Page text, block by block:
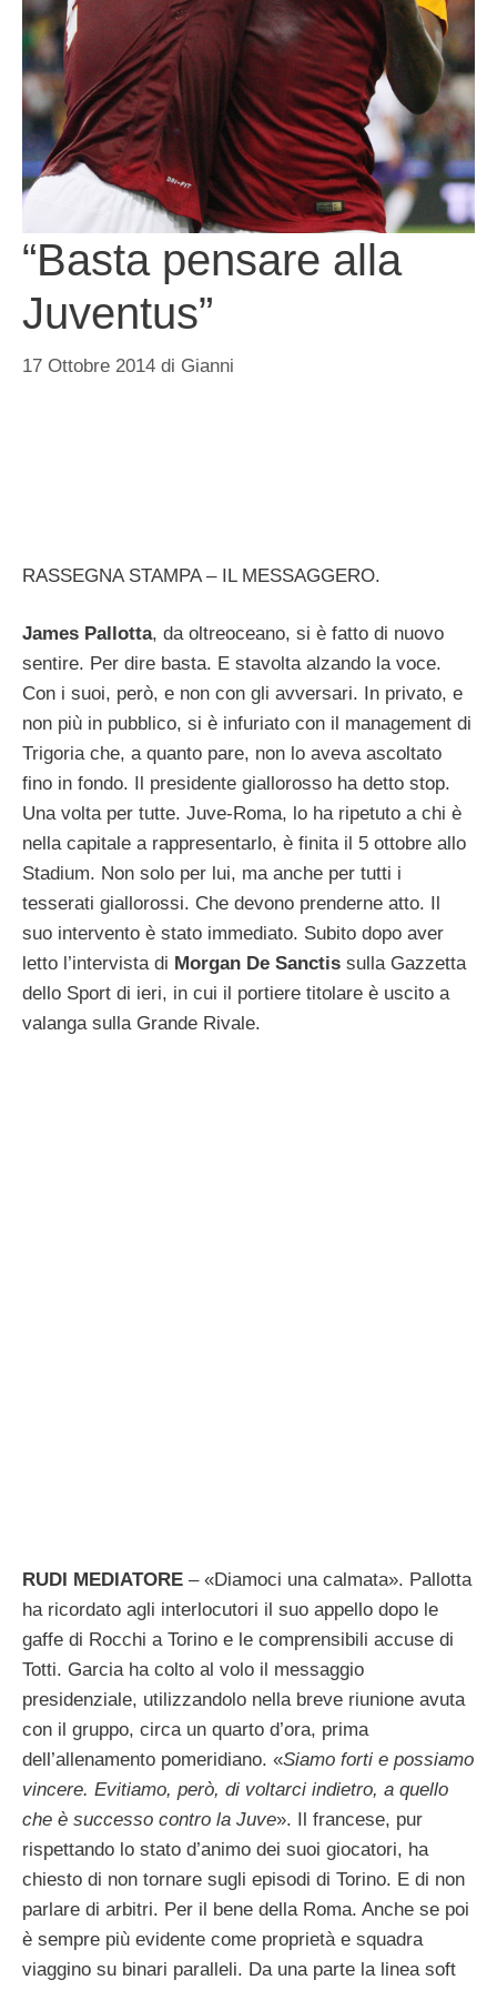
“Basta pensare alla
Juventus”
17 Ottobre 2014 di Gianni
RASSEGNA STAMPA – IL MESSAGGERO.
James Pallotta, da oltreoceano, si è fatto di nuovo
sentire. Per dire basta. E stavolta alzando la voce.
Con i suoi, però, e non con gli avversari. In privato, e
non più in pubblico, si è infuriato con il management di
Trigoria che, a quanto pare, non lo aveva ascoltato
fino in fondo. Il presidente giallorosso ha detto stop.
Una volta per tutte. Juve-Roma, lo ha ripetuto a chi è
nella capitale a rappresentarlo, è finita il 5 ottobre allo
Stadium. Non solo per lui, ma anche per tutti i
tesserati giallorossi. Che devono prenderne atto. Il
suo intervento è stato immediato. Subito dopo aver
letto l’intervista di Morgan De Sanctis sulla Gazzetta
dello Sport di ieri, in cui il portiere titolare è uscito a
valanga sulla Grande Rivale.
RUDI MEDIATORE – «Diamoci una calmata». Pallotta
ha ricordato agli interlocutori il suo appello dopo le
gaffe di Rocchi a Torino e le comprensibili accuse di
Totti. Garcia ha colto al volo il messaggio
presidenziale, utilizzandolo nella breve riunione avuta
con il gruppo, circa un quarto d’ora, prima
dell’allenamento pomeridiano. «Siamo forti e possiamo
vincere. Evitiamo, però, di voltarci indietro, a quello
che è successo contro la Juve». Il francese, pur
rispettando lo stato d’animo dei suoi giocatori, ha
chiesto di non tornare sugli episodi di Torino. E di non
parlare di arbitri. Per il bene della Roma. Anche se poi
è sempre più evidente come proprietà e squadra
viaggino su binari paralleli. Da una parte la linea soft